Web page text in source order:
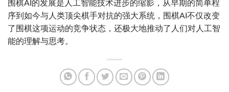
围棋AI的发展是人工智能技术进步的缩影，从早期的简单程
序到如今与人类顶尖棋手对抗的强大系统，围棋AI不仅改变
了围棋这项运动的竞争状态，还极大地推动了人们对人工智
能的理解与思考。